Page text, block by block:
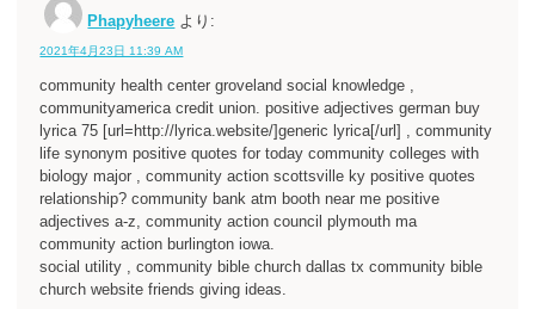
Phapyheere より:
2021年4月23日 11:39 AM
community health center groveland social knowledge ,
communityamerica credit union. positive adjectives german buy
lyrica 75 [url=http://lyrica.website/]generic lyrica[/url] , community
life synonym positive quotes for today community colleges with
biology major , community action scottsville ky positive quotes
relationship? community bank atm booth near me positive
adjectives a-z, community action council plymouth ma
community action burlington iowa.
social utility , community bible church dallas tx community bible
church website friends giving ideas.